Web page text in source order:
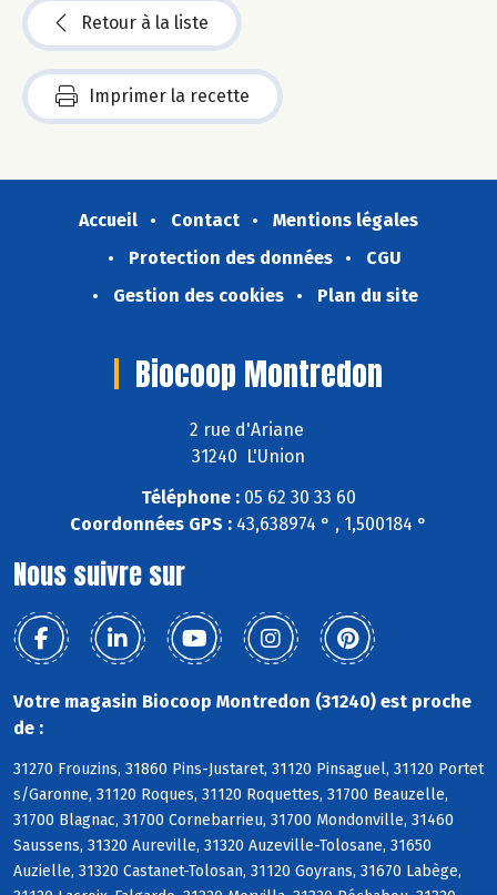
Retour à la liste
Imprimer la recette
Accueil Contact
Mentions légales
Protection des données
CGU
Gestion des cookies
Plan du site
Biocoop Montredon
2 rue d'Ariane
31240 L'Union
Téléphone : 05 62 30 33 60
Coordonnées GPS : 43,638974 ° , 1,500184 °
Nous suivre sur
Votre magasin Biocoop Montredon (31240) est proche
de :
31270 Frouzins, 31860 Pins-Justaret, 31120 Pinsaguel, 31120 Portet
s/Garonne, 31120 Roques, 31120 Roquettes, 31700 Beauzelle,
31700 Blagnac, 31700 Cornebarrieu, 31700 Mondonville, 31460
Saussens, 31320 Aureville, 31320 Auzeville-Tolosane, 31650
Auzielle, 31320 Castanet-Tolosan, 31120 Goyrans, 31670 Labège,